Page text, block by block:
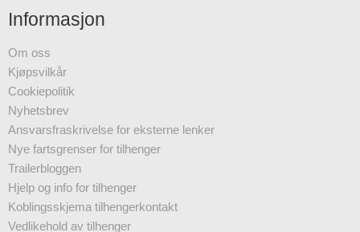
Informasjon
Om oss
Kjøpsvilkår
Cookiepolitik
Nyhetsbrev
Ansvarsfraskrivelse for eksterne lenker
Nye fartsgrenser for tilhenger
Trailerbloggen
Hjelp og info for tilhenger
Koblingsskjema tilhengerkontakt
Vedlikehold av tilhenger